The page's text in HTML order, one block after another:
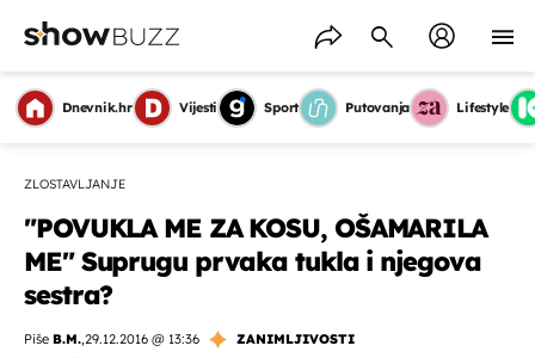
Dnevnik.hr Vijesti Sport Putovanja Lifestyle
ZLOSTAVLJANJE
"POVUKLA ME ZA KOSU, OŠAMARILA
ME" Suprugu prvaka tukla i njegova
sestra?
Piše B.M.,29.12.2016 @ 13:36
ZANIMLJIVOSTI